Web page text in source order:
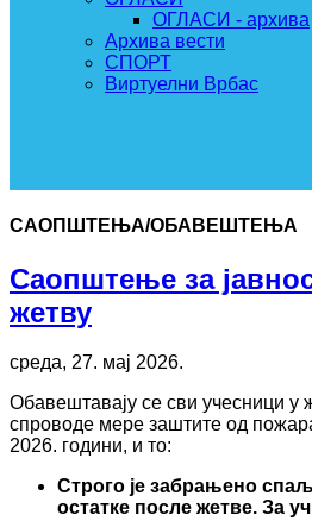
ОГЛАСИ - архива
Архива вести
СПОРТ
Виртуелни Врбас
САОПШТЕЊА/ОБАВЕШТЕЊА
Саопштење за
жетву
среда, 27. мај 2026.
Обавештавају се сви учесници у
спроводе мере заштите од
2026. години, и то:
Строго је забрањено
остатке после жетве. За